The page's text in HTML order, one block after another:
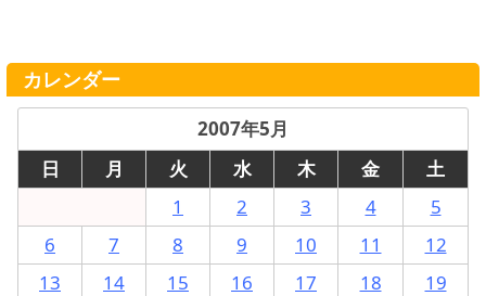
カレンダー
2007年5月
日
月 火 水 木 金
土
1
2 3 4
5
6
7 8 9 10 11
12
13
14 15 16 17 18
19